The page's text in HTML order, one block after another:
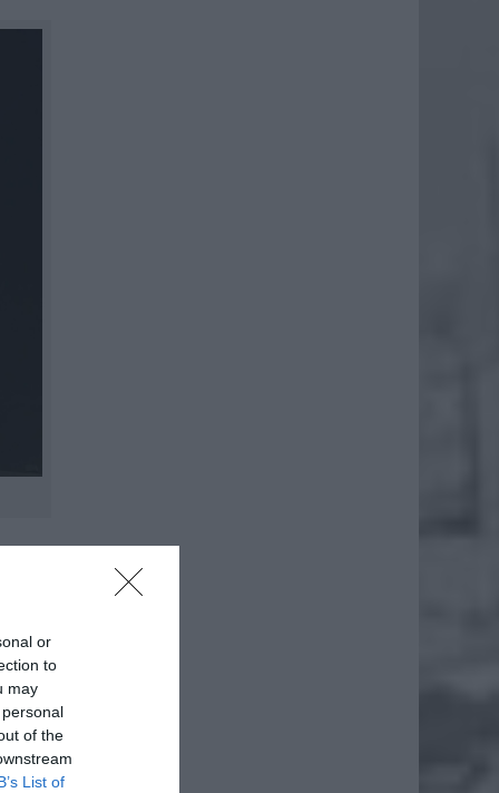
or
to
may
of the
List of